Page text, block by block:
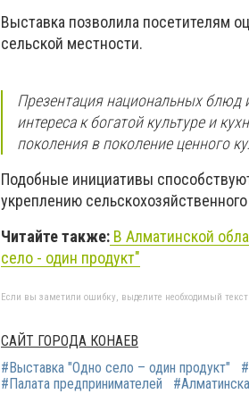
Выставка позволила посетителям
сельской местности.
Презентация национальных блюд
интереса к богатой культуре и
поколения в поколение ценного
Подобные инициативы
укреплению
Читайте также: В Алматинской
село - один продукт"
Если вы заметили ошибку, выделите необходимый
САЙТ ГОРОДА КОНАЕВ
#Выставка "Одно село – один продукт"
#Палата предпринимателей